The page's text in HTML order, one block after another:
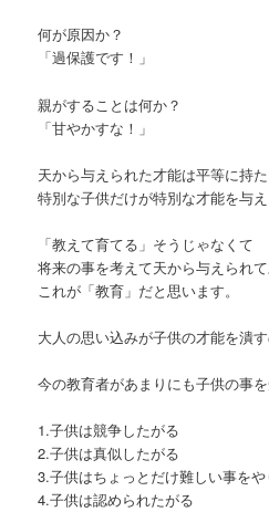
何が原因か？
「過保護です！」
親がすることは何か？
「甘やかすな！」
天から与えられた才能は平等に持た
特別な子供だけが特別な才能を与
「教えて育てる」そうじゃなくて
将来の事を考えて天から与えられ
これが「教育」だと思います。
大人の思い込みが子供の才能を潰す
今の教育者があまりにも子供の事
1.子供は競争したがる
2.子供は真似したがる
3.子供はちょっとだけ難しい事を
4.子供は認められたがる